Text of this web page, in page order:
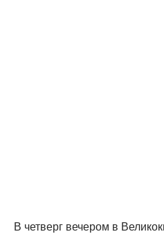
В четверг вечером в